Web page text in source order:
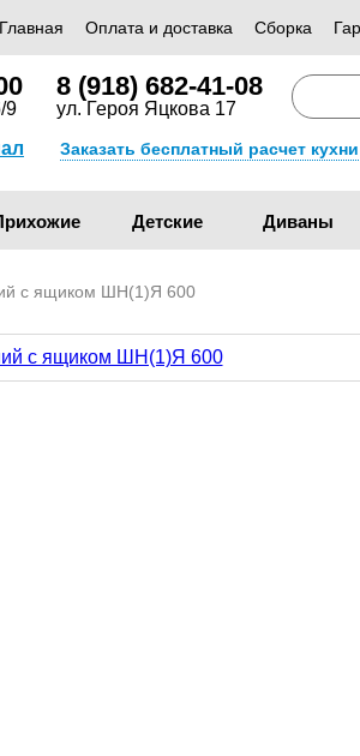
Главная Оплата и доставка Сборка
9
8 (918) 682-41-08
ул. Героя Яцкова 17
Заказать бесплатный расчет кухни
Детские Диваны
с ящиком ШН(1)Я 600